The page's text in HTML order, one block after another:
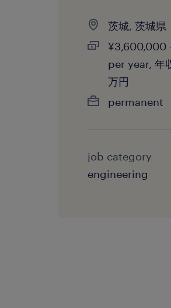
茨城, 茨城県
¥3,600,000
per year, 年
万円
permanent
job category
engineering